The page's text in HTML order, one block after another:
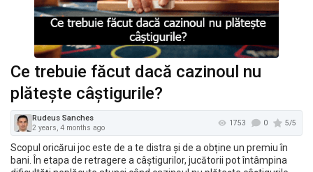
Ce trebuie făcut dacă cazinoul nu
plătește câștigurile?
Scopul oricărui joc este de a te distra și de a obține un premiu în
bani. În etapa de retragere a câștigurilor, jucătorii pot întâmpina